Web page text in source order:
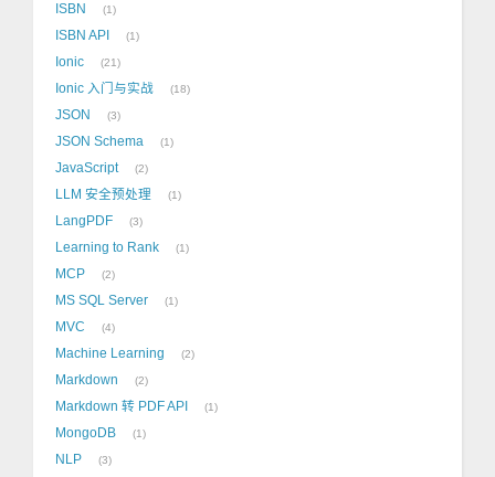
ISBN 1
ISBN API 1
Ionic 21
Ionic 入门与实战 18
JSON 3
JSON Schema 1
JavaScript 2
LLM 安全预处理 1
LangPDF 3
Learning to Rank 1
MCP 2
MS SQL Server 1
MVC 4
Machine Learning 2
Markdown 2
Markdown 转 PDF API 1
MongoDB 1
NLP 3